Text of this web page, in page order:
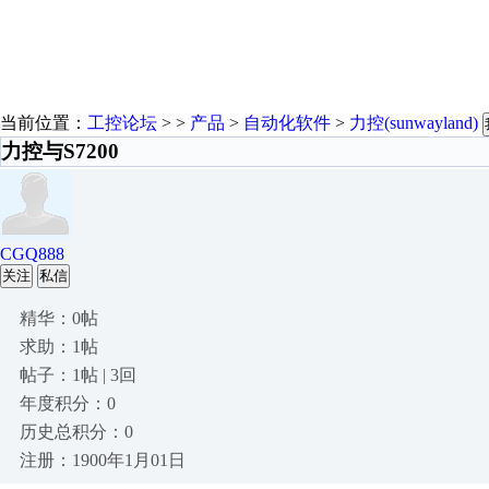
当前位置： 工控论坛 > > 产品 > 自动化软件 > 力控(sunwayland)
力控与S7200
CGQ888
关注 私信
精华：0帖
求助：1帖
帖子：1帖 | 3回
年度积分：0
历史总积分：0
注册：1900年1月01日